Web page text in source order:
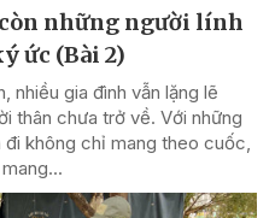
những người lính
ức (Bài 2)
nhiều gia đình vẫn lặng lẽ
thân chưa trở về. Với những
không chỉ mang theo cuốc,